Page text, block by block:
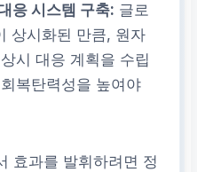
응 시스템 구축: 글로
상시화된 만큼, 원자
시 대응 계획을 수립
복탄력성을 높여야
효과를 발휘하려면 정